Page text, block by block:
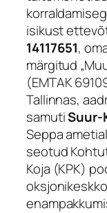
isikust
14117651,
märgitud
(EMTAK
Tallinnas,
samutiSuur-
Seppa
seotud
Koja (KPK)